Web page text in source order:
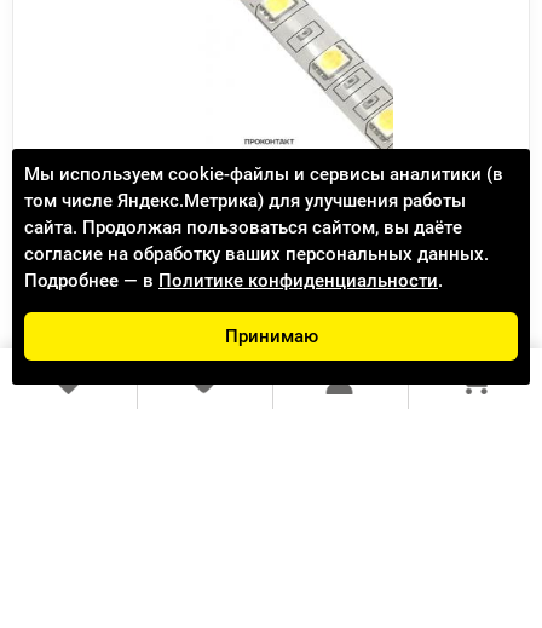
Светодиодная лента 5050 60св/м 12V
защищенная белая теплая 14.4Вт/м (отрезок 1
метр)
219.00 ₽ 252.00 ₽
Доступно к заказу 938(Подробнее)
Мы используем cookie-файлы и сервисы аналитики (в
том числе Яндекс.Метрика) для улучшения работы
сайта. Продолжая пользоваться сайтом, вы даёте
согласие на обработку ваших персональных данных.
Подробнее — в Политике конфиденциальности.
Принимаю